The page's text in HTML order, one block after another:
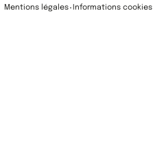
Mentions légales Informations cookies